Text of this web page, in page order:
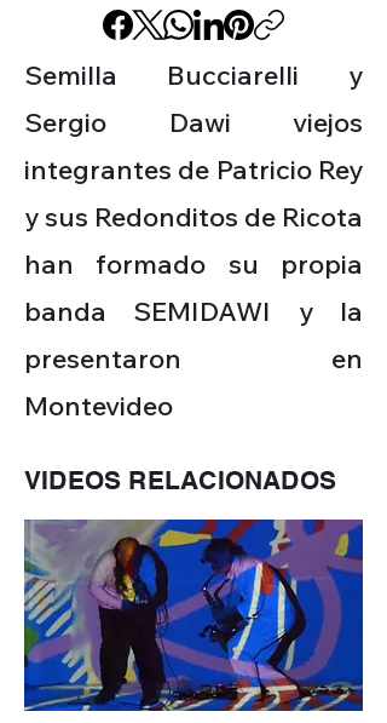
Semilla Bucciarelli y
Sergio Dawi viejos
integrantes de Patricio Rey
y sus Redonditos de Ricota
han formado su propia
banda SEMIDAWI y la
presentaron en
Montevideo
VIDEOS RELACIONADOS